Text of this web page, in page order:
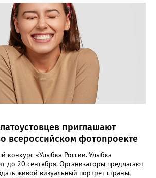
не смогла добраться до больного.
города и другие инстанции,
дорогу своими силами – всё тщетно»,
Общественники подчеркнули: именно
участок разровняли и отсыпали. Для
обратиться в мэрию Златоуста.
приглашают
всероссийском фотопроекте
конкурс «Улыбка России. Улыбка
до 20 сентября. Организаторы предлагают
живой визуальный портрет страны,